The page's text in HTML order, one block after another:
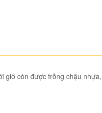
giờ còn được trồng chậu